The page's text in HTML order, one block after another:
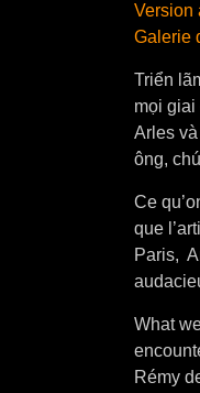
Version
Galerie
Triển
mọi
Arles
ông,
Ce
que
Paris,
What
Rémy